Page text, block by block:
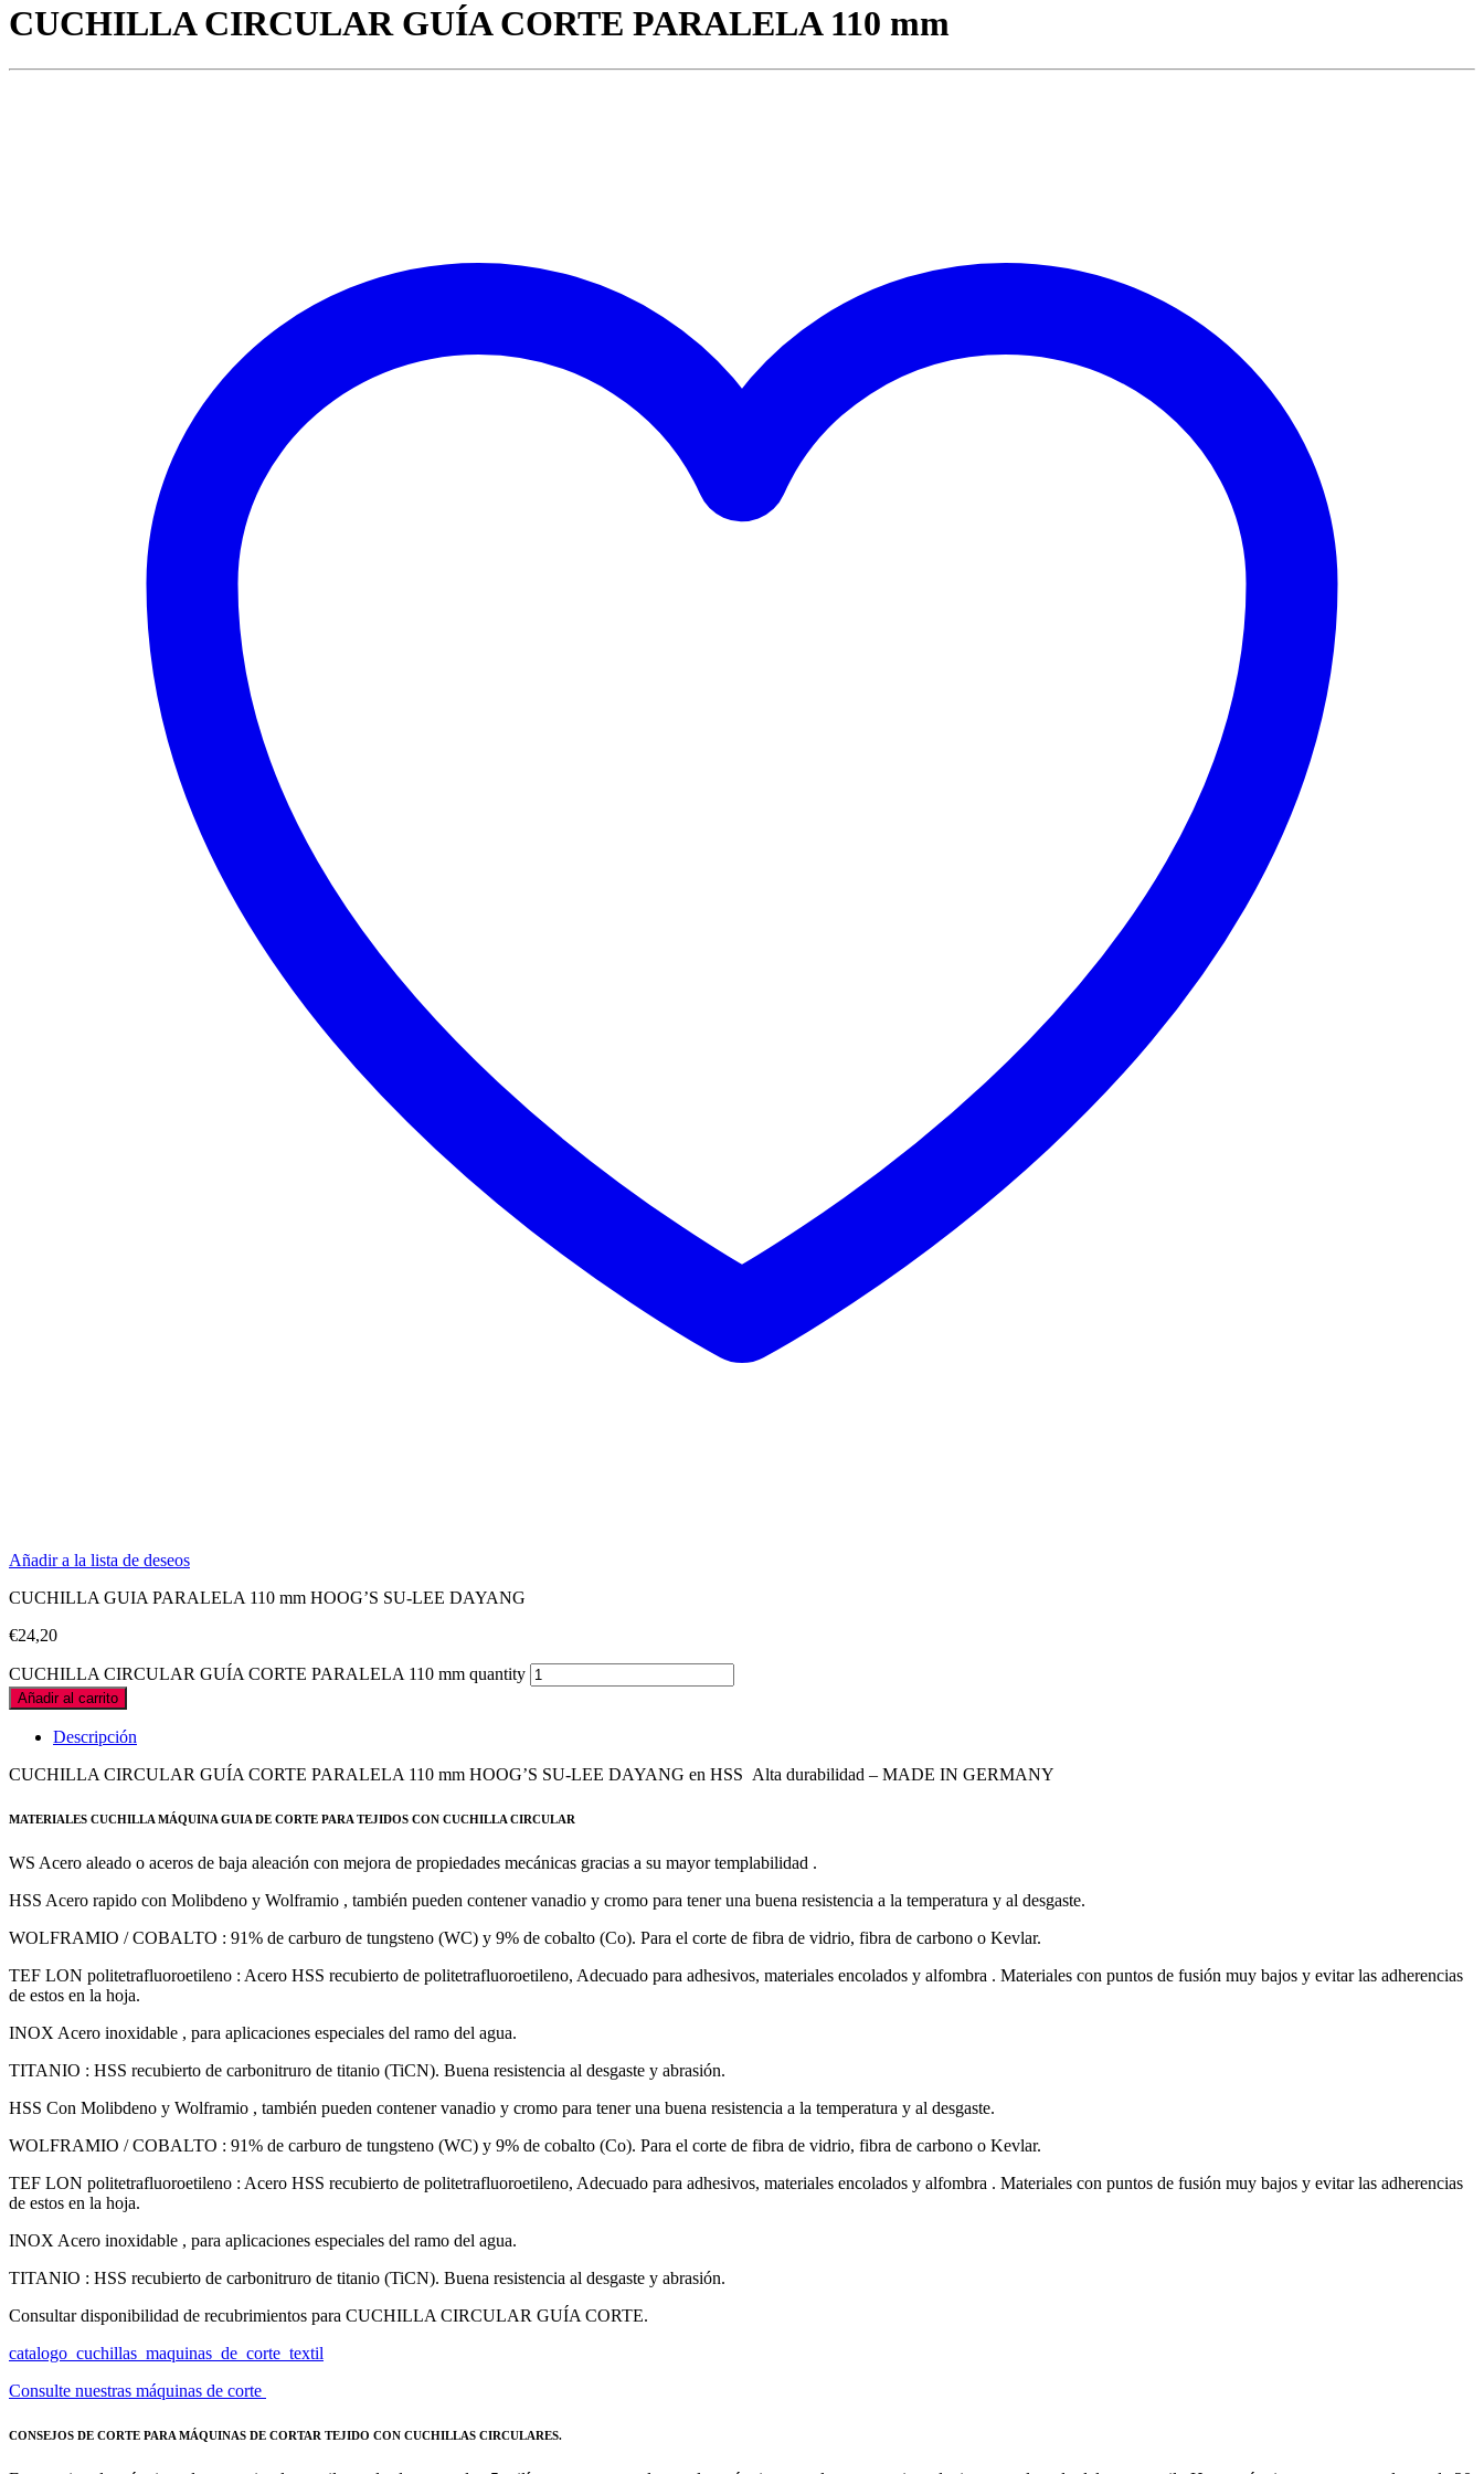
CUCHILLA CIRCULAR GUÍA CORTE PARALELA 110 mm
Añadir a la lista de deseos
CUCHILLA GUIA PARALELA 110 mm HOOG’S SU-LEE DAYANG
€24,20
CUCHILLA CIRCULAR GUÍA CORTE PARALELA 110 mm quantity
Añadir al carrito
Descripción
CUCHILLA CIRCULAR GUÍA CORTE PARALELA 110 mm HOOG’S SU-LEE DAYANG en HSS Alta durabilidad – MADE IN GERMANY
MATERIALES CUCHILLA MÁQUINA GUIA DE CORTE PARA TEJIDOS CON CUCHILLA CIRCULAR
WS Acero aleado o aceros de baja aleación con mejora de propiedades mecánicas gracias a su mayor templabilidad .
HSS Acero rapido con Molibdeno y Wolframio , también pueden contener vanadio y cromo para tener una buena resistencia a la temperatura y al desgaste.
WOLFRAMIO / COBALTO : 91% de carburo de tungsteno (WC) y 9% de cobalto (Co). Para el corte de fibra de vidrio, fibra de carbono o Kevlar.
TEF LON politetrafluoroetileno : Acero HSS recubierto de politetrafluoroetileno, Adecuado para adhesivos, materiales encolados y alfombra . Materiales con puntos de fusión muy bajos y evitar las adherencias
de estos en la hoja.
INOX Acero inoxidable , para aplicaciones especiales del ramo del agua.
TITANIO : HSS recubierto de carbonitruro de titanio (TiCN). Buena resistencia al desgaste y abrasión.
HSS Con Molibdeno y Wolframio , también pueden contener vanadio y cromo para tener una buena resistencia a la temperatura y al desgaste.
WOLFRAMIO / COBALTO : 91% de carburo de tungsteno (WC) y 9% de cobalto (Co). Para el corte de fibra de vidrio, fibra de carbono o Kevlar.
TEF LON politetrafluoroetileno : Acero HSS recubierto de politetrafluoroetileno, Adecuado para adhesivos, materiales encolados y alfombra . Materiales con puntos de fusión muy bajos y evitar las adherencias
de estos en la hoja.
INOX Acero inoxidable , para aplicaciones especiales del ramo del agua.
TITANIO : HSS recubierto de carbonitruro de titanio (TiCN). Buena resistencia al desgaste y abrasión.
Consultar disponibilidad de recubrimientos para CUCHILLA CIRCULAR GUÍA CORTE.
catalogo_cuchillas_maquinas_de_corte_textil
Consulte nuestras máquinas de corte
CONSEJOS DE CORTE PARA MÁQUINAS DE CORTAR TEJIDO CON CUCHILLAS CIRCULARES.